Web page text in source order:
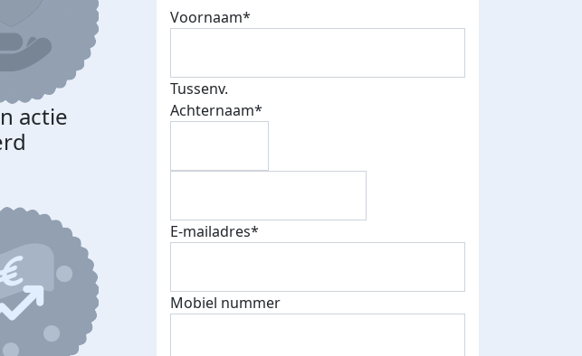
actie
Donateurs
Voornaam*
Tussenv.
Achternaam*
E-mailadres*
Mobiel nummer